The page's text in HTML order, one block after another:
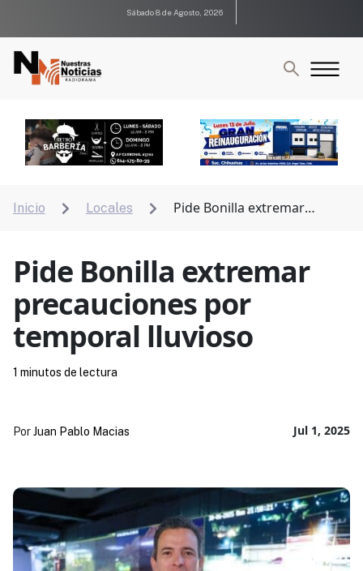
Sábado 8 de Agosto, 2026
Inicio  Locales 
Pide Bonilla extremar
Pide Bonilla extremar
precauciones por
temporal lluvioso
Jul 1, 2025
PorJuan Pablo Macias
1 minutos de lectura